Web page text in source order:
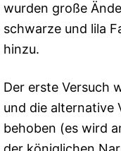
wurden große
schwarze und lila
hinzu.
Der erste Versuch
und die alternative
behoben (es wird